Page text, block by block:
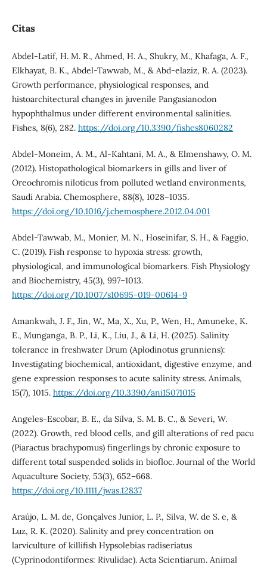
Citas
Abdel-Latif, H. M. R., Ahmed, H. A., Shukry, M., Khafaga, A. F.,
Elkhayat, B. K., Abdel-Tawwab, M., & Abd-elaziz, R. A. (2023).
Growth performance, physiological responses, and
histoarchitectural changes in juvenile Pangasianodon
hypophthalmus under different environmental salinities.
Fishes, 8(6), 282. https://doi.org/10.3390/fishes8060282
Abdel-Moneim, A. M., Al-Kahtani, M. A., & Elmenshawy, O. M.
(2012). Histopathological biomarkers in gills and liver of
Oreochromis niloticus from polluted wetland environments,
Saudi Arabia. Chemosphere, 88(8), 1028–1035.
https://doi.org/10.1016/j.chemosphere.2012.04.001
Abdel-Tawwab, M., Monier, M. N., Hoseinifar, S. H., & Faggio,
C. (2019). Fish response to hypoxia stress: growth,
physiological, and immunological biomarkers. Fish Physiology
and Biochemistry, 45(3), 997–1013.
https://doi.org/10.1007/s10695-019-00614-9
Amankwah, J. F., Jin, W., Ma, X., Xu, P., Wen, H., Amuneke, K.
E., Munganga, B. P., Li, K., Liu, J., & Li, H. (2025). Salinity
tolerance in freshwater Drum (Aplodinotus grunniens):
Investigating biochemical, antioxidant, digestive enzyme, and
gene expression responses to acute salinity stress. Animals,
15(7), 1015. https://doi.org/10.3390/ani15071015
Angeles‐Escobar, B. E., da Silva, S. M. B. C., & Severi, W.
(2022). Growth, red blood cells, and gill alterations of red pacu
(Piaractus brachypomus) fingerlings by chronic exposure to
different total suspended solids in biofloc. Journal of the World
Aquaculture Society, 53(3), 652–668.
https://doi.org/10.1111/jwas.12837
Araújo, L. M. de, Gonçalves Junior, L. P., Silva, W. de S. e, &
Luz, R. K. (2020). Salinity and prey concentration on
larviculture of killifish Hypsolebias radiseriatus
(Cyprinodontiformes: Rivulidae). Acta Scientiarum. Animal